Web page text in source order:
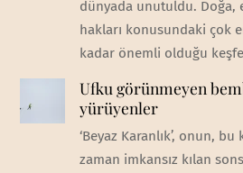
dünyada unutuldu. Doğa,
hakları konusundaki çok
kadar önemli olduğu
Ufku görünmeyen
yürüyenler
‘Beyaz Karanlık’, onun,
zaman imkansız kılan